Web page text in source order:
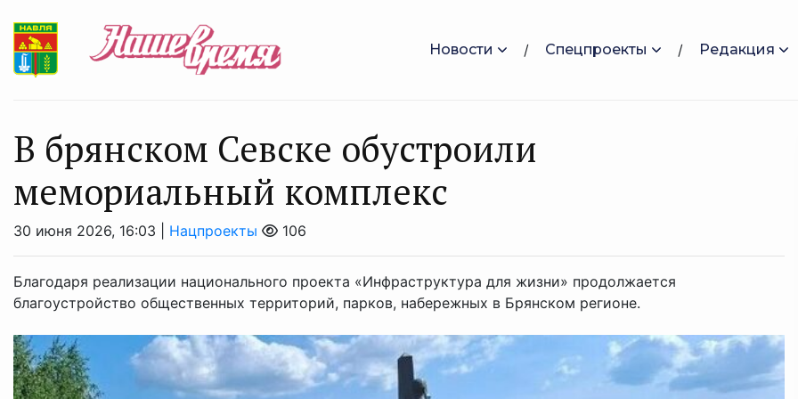
Новости Спецпроекты Редакция
В брянском Севске обустроили
мемориальный комплекс
30 июня 2026, 16:03 | Нацпроекты 106
Благодаря реализации национального проекта «Инфраструктура для жизни» продолжается
благоустройство общественных территорий, парков, набережных в Брянском регионе.